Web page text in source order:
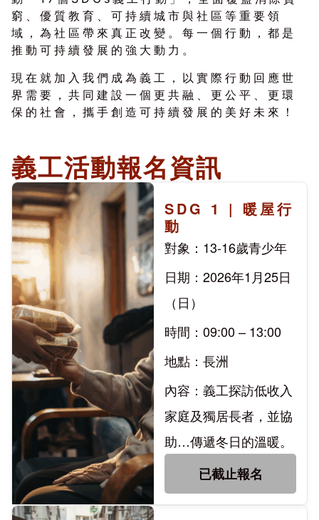
窮、優質教育、可持續城市與社區等重要領
域，為社區帶來真正改變。每一個行動，都是
推動可持續發展的強大動力。
現在就加入我們成為義工，以實際行動回應世
界需要，共同建設一個更共融、更公平、更環
保的社會，攜手創造可持續發展的美好未來！
義工活動報名資訊
SDG 1 | 暖屋行
動
對象：13-16歲青少年
日期：2026年1月25日
（日）
時間：09:00 – 13:00
地點：長洲
內容：義工探訪低收入
家庭及獨居長者，並協
助…傳遞冬日的溫暖。
已截止報名